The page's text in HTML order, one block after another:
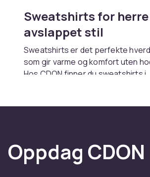
Sweatshirts for
avslappet stil
Sweatshirts er det perfekte
som gir varme og komfort uten
Hos CDON finner du sweatshirts i
modellen. Oversized modeller gir
look. Slim fit gir en mer nedtonet
Oppdag CDON